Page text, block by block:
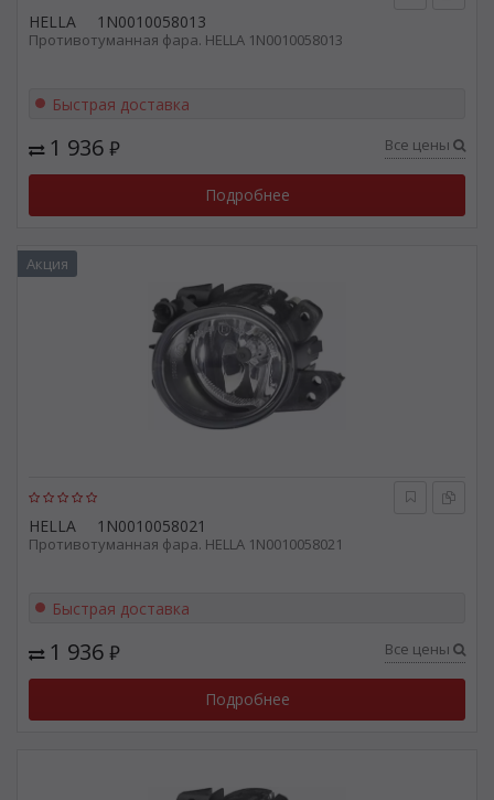
HELLA 1N0010058013
Противотуманная фара. HELLA 1N0010058013
Быстрая доставка
1 936 ₽ Все цены
Подробнее
HELLA 1N0010058021
Противотуманная фара. HELLA 1N0010058021
Акция
Быстрая доставка
1 936 ₽ Все цены
Подробнее